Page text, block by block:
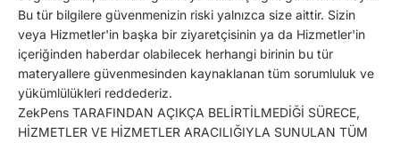
Bu tür bilgilere güvenmenizin riski yalnızca size aittir. Sizin
veya Hizmetler'in başka bir ziyaretçisinin ya da Hizmetler'in
içeriğinden haberdar olabilecek herhangi birinin bu tür
materyallere güvenmesinden kaynaklanan tüm sorumluluk ve
yükümlülükleri reddederiz.
ZekPens TARAFINDAN AÇIKÇA BELİRTİLMEDİĞİ SÜRECE,
HİZMETLER VE HİZMETLER ARACILIĞIYLA SUNULAN TÜM